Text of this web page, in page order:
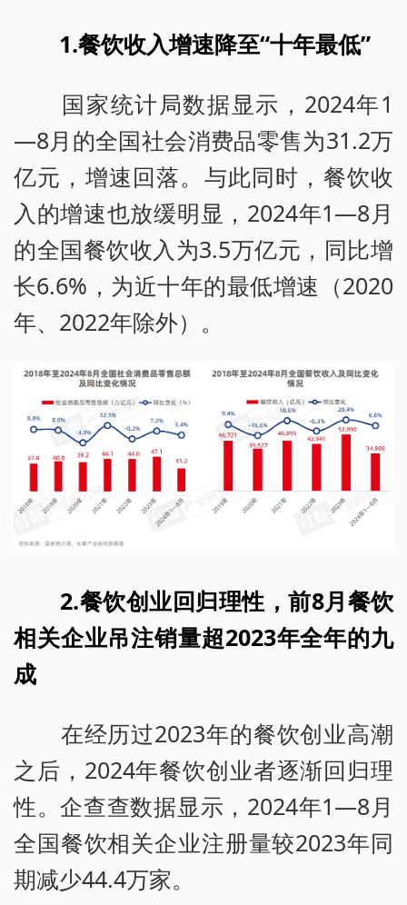
1.餐饮收入增速降至“十年最低”
国家统计局数据显示，2024年1
—8月的全国社会消费品零售为31.2万
亿元，增速回落。与此同时，餐饮收
入的增速也放缓明显，2024年1—8月
的全国餐饮收入为3.5万亿元，同比增
长6.6%，为近十年的最低增速（2020
年、2022年除外）。
2.餐饮创业回归理性，前8月餐饮
相关企业吊注销量超2023年全年的九
成
在经历过2023年的餐饮创业高潮
之后，2024年餐饮创业者逐渐回归理
性。企查查数据显示，2024年1—8月
全国餐饮相关企业注册量较2023年同
期减少44.4万家。